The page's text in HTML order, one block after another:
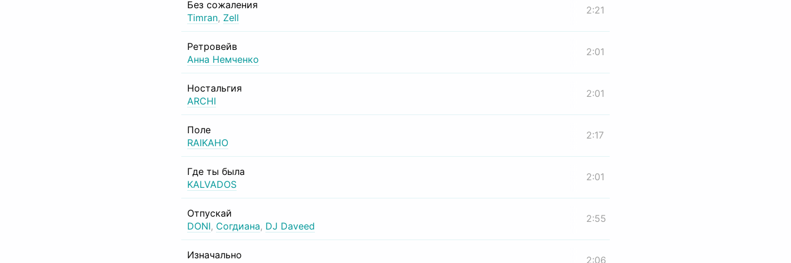
Без сожаления
Timran, Zell
2:21
Ретровейв
Анна Немченко
2:01
Ностальгия
ARCHI
2:01
Поле
RAIKAHO
2:17
Где ты была
KALVADOS
2:01
Отпускай
DONI, Согдиана, DJ Daveed
2:55
Изначально
2:06